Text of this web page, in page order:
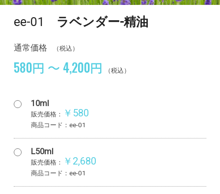
ee-01 ラベンダー-精油
通常価格 （税込）
580円 ～ 4,200円 （税込）
10ml
販売価格： ￥580
商品コード：ee-01
L50ml
販売価格： ￥2,680
商品コード：ee-01